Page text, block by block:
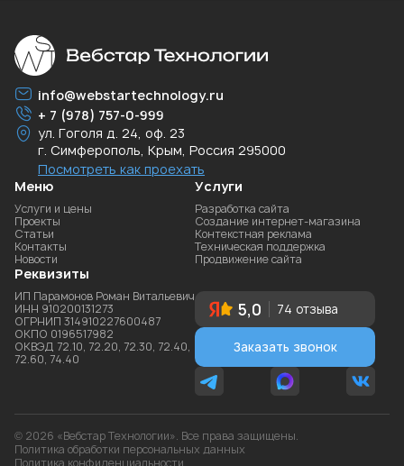
info@webstartechnology.ru
+ 7 (978) 757-0-999
ул. Гоголя д. 24, оф. 23
г. Симферополь, Крым, Россия 295000
Посмотреть как проехать
Меню
Услуги и цены
Проекты
Статьи
Контакты
Новости
Услуги
Разработка сайта
Создание интернет-магазина
Контекстная реклама
Техническая поддержка
Продвижение сайта
Реквизиты
ИП Парамонов Роман Витальевич
ИНН 910200131273
ОГРНИП 314910227600487
ОКПО 0196517982
ОКВЭД 72.10, 72.20, 72.30, 72.40,
72.60, 74.40
5,0 74 отзыва
Заказать звонок
© 2026 «Вебстар Технологии». Все права защищены.
Политика обработки персональных данных
Политика конфиденциальности